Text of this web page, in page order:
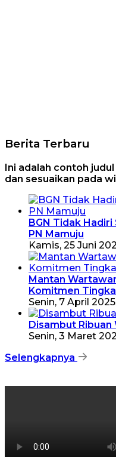
Berita Terbaru
Ini adalah contoh
dan sesuaikan pada
BGN Tidak
PN Mamuju
Kamis, 25 Juni
Mantan
Komitmen
Senin, 7 April 2025
Disambut Ribuan
Senin, 3 Maret
Selengkapnya